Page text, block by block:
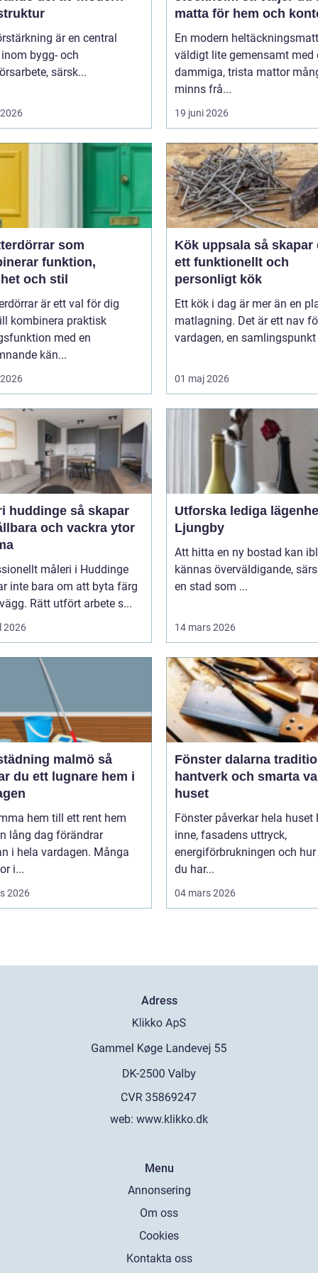
är en central
bygg- och
särsk...
matta för hem och
En modern
väldigt lite gemensamt med
dammiga, trista mattor
minns frå...
19 juni 2026
som
funktion,
och stil
är ett val för dig
kombinera praktisk
med en
kän...
Kök uppsala så skapar du
ett funktionellt och
personligt kök
Ett kök i dag är mer än en
matlagning. Det är ett nav
vardagen, en
01 maj 2026
så skapar
och vackra ytor
måleri i Huddinge
inte bara om att byta färg
Rätt utfört arbete s...
2026
Utforska lediga
Ljungby
Att hitta en ny bostad kan
kännas överväldigande,
en stad som ...
14 mars 2026
malmö så
du ett lugnare hem i
hem till ett rent hem
lång dag förändrar
i hela vardagen. Många
i...
2026
Fönster dalarna tradition,
hantverk och smarta
huset
Fönster påverkar hela huset ljuset
inne, fasadens uttryck,
energiförbrukningen och
du har...
04 mars 2026
Adress
web: www.klikko.dk
Menu
Annonsering
Om oss
Cookies
Kontakta oss